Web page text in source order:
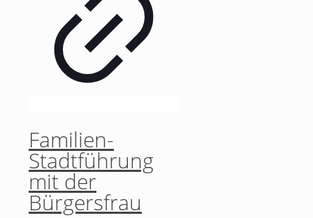
Familien-
Stadtführung
mit der
Bürgersfrau